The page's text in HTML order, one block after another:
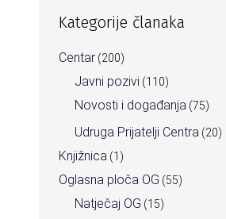
Kategorije članaka
Centar (200)
Javni pozivi (110)
Novosti i događanja (75)
Udruga Prijatelji Centra (20)
Knjižnica (1)
Oglasna ploča OG (55)
Natječaj OG (15)